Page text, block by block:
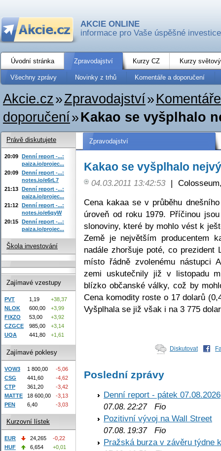
AKCIE ONLINE
informace pro Vaše úspěšné investice
Úvodní stránka Zpravodajství Kurzy CZ Kurzy
Všechny zprávy Novinky z trhů Komentáře a doporučení
Akcie.cz»Zpravodajství»
doporučení»Kakao se vyšplhalo
Zpravodajství
Kakao se vyšplhalo
04.03.2011 13:42:53 |
Cena kakaa se v průběhu
úroveň od roku 1979. Příčinou
slonoviny, které by mohlo vést k
Země je největším producentem
nadále zhoršuje poté, co prezident
místo řádně zvolenému nástupci
zemi uskutečnily již v listopadu
blízko občanské války, což by
Cena komodity roste o 17 dolarů
Vyšplhala se již však i na 3 775
Diskutovat
Poslední zprávy
Denní report - pátek 07.08.2026
07.08. 22:27Fio
Pozitivní vývoj na Wall Street
07.08. 19:37Fio
Pražská burza v závěru týdne
Právě diskutujete
20:09 Denní report -...:
paiza.io/projec...
20:09 Denní report -...:
notes.io/e6rL7
21:13 Denní report -...:
paiza.io/projec...
21:12 Denní report -...:
notes.io/e6qyW
20:15 Denní report -...:
paiza.io/projec...
Škola investování
Zajímavé vzestupy
PVT 1,19
+38,37
NLOK
600,00
+3,99
FIXZO
53,00
+3,92
CZGCE
985,00
+3,14
UQA
441,80 +1,61
Zajímavé poklesy
VOW3 1 800,00
-5,06
CSG
441,60
-4,62
CTP
361,20
-3,42
MATTE
18 600,00
-3,13
PEN
6,40 -3,03
Kurzovní lístek
EUR 24,265
-0,22
HUF
6,654
+0,01